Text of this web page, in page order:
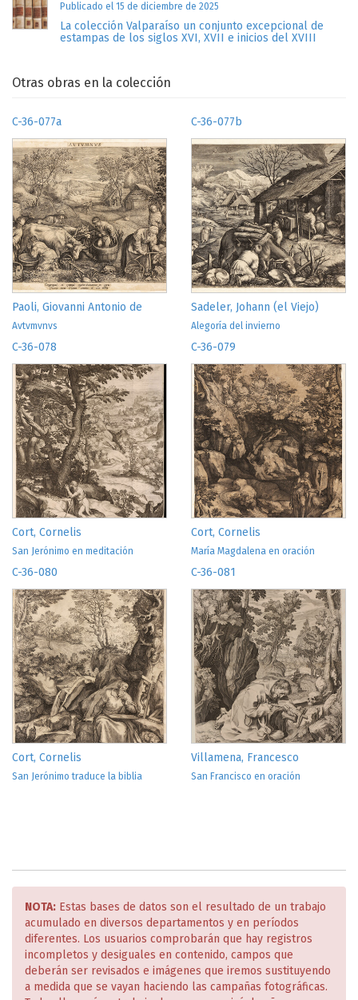
Publicado el 15 de diciembre de 2025
La colección Valparaíso un conjunto excepcional de
estampas de los siglos XVI, XVII e inicios del XVIII
Otras obras en la colección
C-36-077a
Paoli, Giovanni Antonio de
Avtvmvnvs
C-36-077b
Sadeler, Johann (el Viejo)
Alegoría del invierno
C-36-078
Cort, Cornelis
San Jerónimo en meditación
C-36-079
Cort, Cornelis
María Magdalena en oración
C-36-080
Cort, Cornelis
San Jerónimo traduce la biblia
C-36-081
Villamena, Francesco
San Francisco en oración
NOTA: Estas bases de datos son el resultado de un trabajo
acumulado en diversos departamentos y en períodos
diferentes. Los usuarios comprobarán que hay registros
incompletos y desiguales en contenido, campos que
deberán ser revisados e imágenes que iremos sustituyendo
a medida que se vayan haciendo las campañas fotográficas.